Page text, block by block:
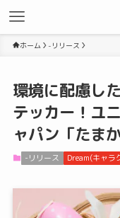
ホーム -リリース
環境に配慮し
テッカー！ユ
ャパン「たま
-リリース Dream(キャラ